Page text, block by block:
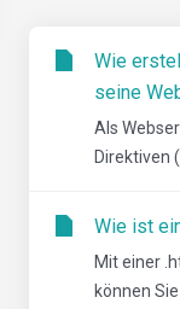
Wie
seine
Als
Direktiven
Wie ist
Mit einer
können